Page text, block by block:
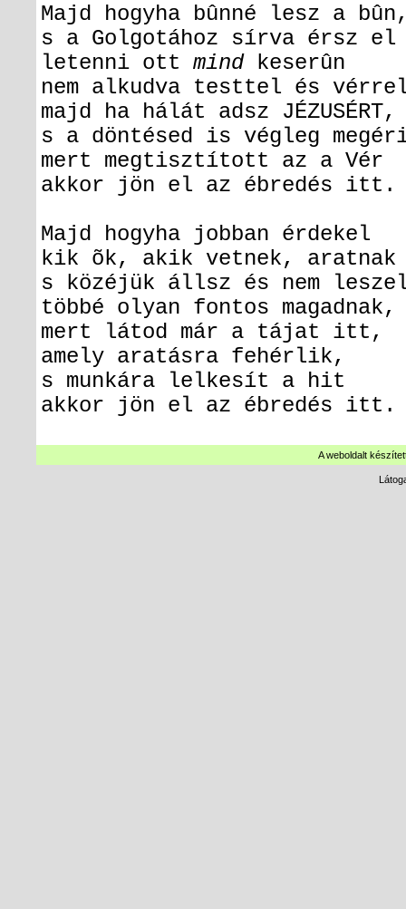
Majd hogyha bûnné lesz a
s a Golgotához sírva érsz el
letenni ott mindkeserûn
nem alkudva testtel és
majd ha hálát adsz JÉZUSÉRT,
s a döntésed is végleg
mert megtisztított az a Vér
akkor jön el az ébredés itt.
Majd hogyha jobban érdekel
kik õk, akik vetnek, aratnak
s közéjük állsz és nem
többé olyan fontos magadnak,
mert látod már a tájat itt,
amely aratásra fehérlik,
s munkára lelkesít a hit
akkor jön el az ébredés itt.
A weboldalt